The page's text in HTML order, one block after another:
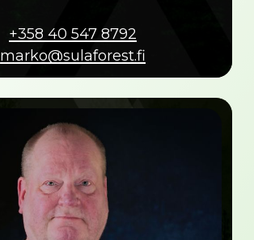
+358 40 547 8792
marko@sulaforest.fi